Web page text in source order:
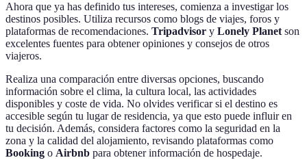
Ahora que ya has definido tus intereses, comienza a investigar los
destinos posibles. Utiliza recursos como blogs de viajes, foros y
plataformas de recomendaciones. Tripadvisor y Lonely Planet son
excelentes fuentes para obtener opiniones y consejos de otros
viajeros.
Realiza una comparación entre diversas opciones, buscando
información sobre el clima, la cultura local, las actividades
disponibles y coste de vida. No olvides verificar si el destino es
accesible según tu lugar de residencia, ya que esto puede influir en
tu decisión. Además, considera factores como la seguridad en la
zona y la calidad del alojamiento, revisando plataformas como
Booking o Airbnb para obtener información de hospedaje.